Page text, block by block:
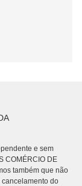
e sem
COMÉRCIO DE
também que não
do